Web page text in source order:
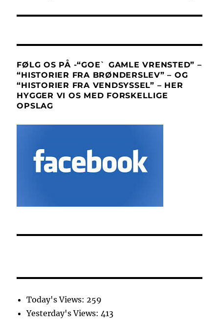
FØLG OS PÅ -“GOE` GAMLE VRENSTED” –
“HISTORIER FRA BRØNDERSLEV” – OG
“HISTORIER FRA VENDSYSSEL” – HER
HYGGER VI OS MED FORSKELLIGE
OPSLAG
Today's Views: 259
Yesterday's Views: 413